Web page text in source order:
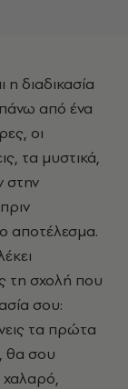
από ένα
οι
τα μυστικά,
στην
αποτέλεσμα.
τη σχολή που
σου:
τα πρώτα
θα σου
χαλαρό,